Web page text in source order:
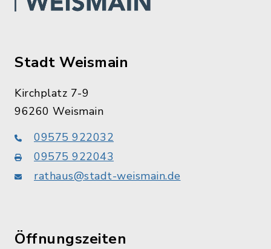
Stadt Weismain
Kirchplatz 7-9
96260 Weismain
09575 922032
09575 922043
rathaus@stadt-weismain.de
Öffnungszeiten